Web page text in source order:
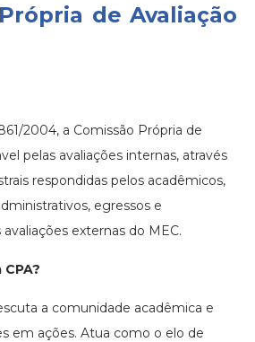
de Avaliação
2004, a Comissão Própria de
pelas avaliações internas, através
respondidas pelos acadêmicos,
egressos e
externas do MEC.
a comunidade acadêmica e
em ações. Atua como o elo de